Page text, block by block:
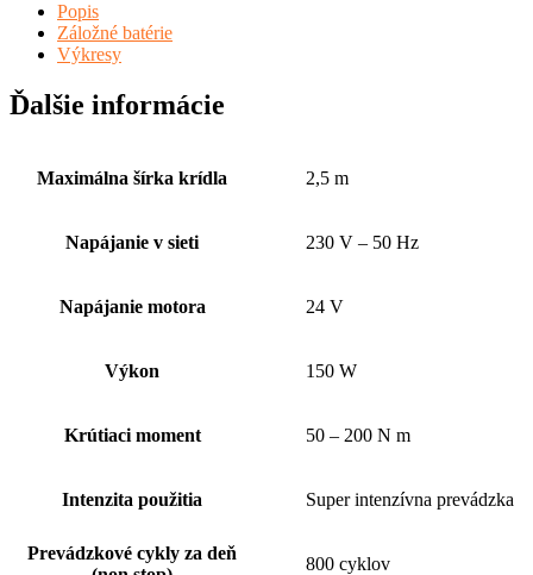
Popis
Záložné batérie
Výkresy
Ďalšie informácie
Maximálna šírka krídla 2,5 m
Napájanie v sieti 230 V – 50 Hz
Napájanie motora 24 V
Výkon 150 W
Krútiaci moment 50 – 200 N m
Intenzita použitia Super intenzívna prevádzka
Prevádzkové cykly za deň
800 cyklov